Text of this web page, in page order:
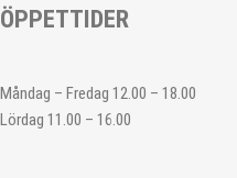
ÖPPETTIDER
Måndag – Fredag 12.00 – 18.00
Lördag 11.00 – 16.00